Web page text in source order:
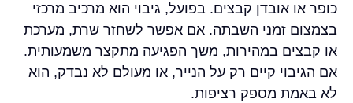
כופר או אובדן קבצים. בפועל, גיבוי הוא מרכיב מרכזי
בצמצום זמני השבתה. אם אפשר לשחזר שרת, מערכת
או קבצים במהירות, משך הפגיעה מתקצר משמעותית.
אם הגיבוי קיים רק על הנייר, או מעולם לא נבדק, הוא
לא באמת מספק רציפות.